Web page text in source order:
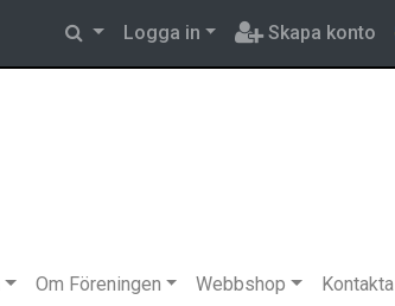
Logga in Skapa konto
Om Föreningen Webbshop